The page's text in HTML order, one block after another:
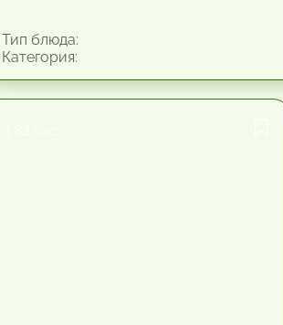
блюда: